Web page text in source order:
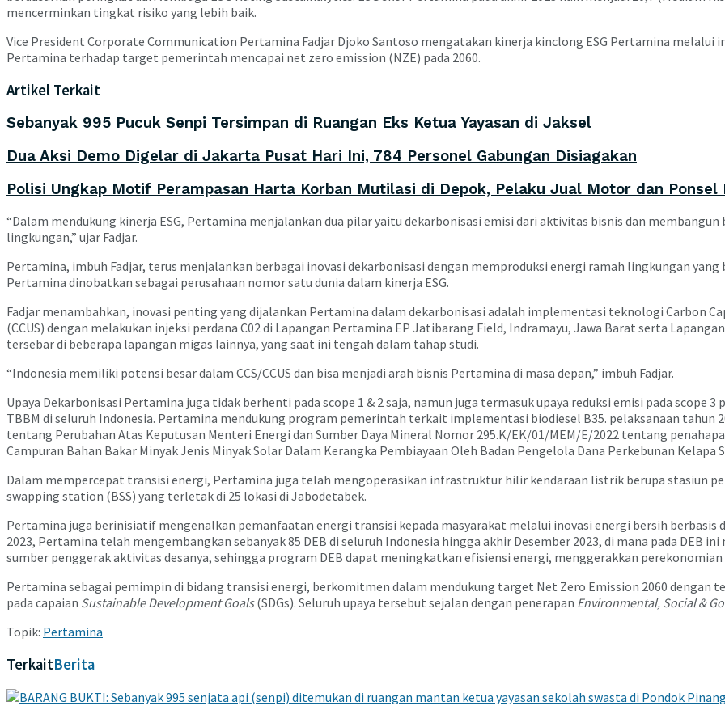
mencerminkan tingkat risiko yang lebih baik.
Vice President Corporate Communication Pertamina Fadjar Djoko Santoso mengatakan kinerja kinclong ESG Pertamina melalui
Pertamina terhadap target pemerintah mencapai net zero emission (NZE) pada 2060.
Artikel Terkait
Sebanyak 995 Pucuk Senpi Tersimpan di Ruangan Eks Ketua Yayasan di Jaksel
Dua Aksi Demo Digelar di Jakarta Pusat Hari Ini, 784 Personel Gabungan Disiagakan
Polisi Ungkap Motif Perampasan Harta Korban Mutilasi di Depok, Pelaku Jual Motor dan Ponsel
“Dalam mendukung kinerja ESG, Pertamina menjalankan dua pilar yaitu dekarbonisasi emisi dari aktivitas bisnis dan
lingkungan,” ujar Fadjar.
Pertamina, imbuh Fadjar, terus menjalankan berbagai inovasi dekarbonisasi dengan memproduksi energi ramah lingkungan
Pertamina dinobatkan sebagai perusahaan nomor satu dunia dalam kinerja ESG.
Fadjar menambahkan, inovasi penting yang dijalankan Pertamina dalam dekarbonisasi adalah implementasi teknologi Carbon
(CCUS) dengan melakukan injeksi perdana C02 di Lapangan Pertamina EP Jatibarang Field, Indramayu, Jawa Barat serta
tersebar di beberapa lapangan migas lainnya, yang saat ini tengah dalam tahap studi.
“Indonesia memiliki potensi besar dalam CCS/CCUS dan bisa menjadi arah bisnis Pertamina di masa depan,” imbuh Fadjar.
Upaya Dekarbonisasi Pertamina juga tidak berhenti pada scope 1 & 2 saja, namun juga termasuk upaya reduksi emisi pada scope
TBBM di seluruh Indonesia. Pertamina mendukung program pemerintah terkait implementasi biodiesel B35. pelaksanaan tahun
tentang Perubahan Atas Keputusan Menteri Energi dan Sumber Daya Mineral Nomor 295.K/EK/01/MEM/E/2022 tentang
Campuran Bahan Bakar Minyak Jenis Minyak Solar Dalam Kerangka Pembiayaan Oleh Badan Pengelola Dana Perkebunan Kelapa
Dalam mempercepat transisi energi, Pertamina juga telah mengoperasikan infrastruktur hilir kendaraan listrik berupa stasiun
swapping station (BSS) yang terletak di 25 lokasi di Jabodetabek.
Pertamina juga berinisiatif mengenalkan pemanfaatan energi transisi kepada masyarakat melalui inovasi energi bersih berbasis
2023, Pertamina telah mengembangkan sebanyak 85 DEB di seluruh Indonesia hingga akhir Desember 2023, di mana pada DEB
sumber penggerak aktivitas desanya, sehingga program DEB dapat meningkatkan efisiensi energi, menggerakkan
Pertamina sebagai pemimpin di bidang transisi energi, berkomitmen dalam mendukung target Net Zero Emission 2060 dengan
pada capaian Sustainable Development Goals(SDGs). Seluruh upaya tersebut sejalan dengan penerapan Environmental, Social &
Topik: Pertamina
TerkaitBerita